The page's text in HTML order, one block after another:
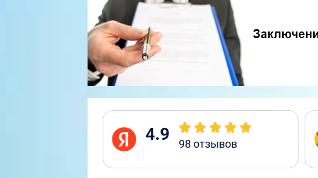
4.9 98 отзывов